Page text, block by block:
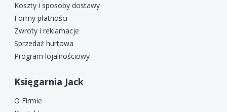
Koszty i sposoby dostawy
Formy płatności
Zwroty i reklamacje
Sprzedaż hurtowa
Program lojalnościowy
Księgarnia Jack
O Firmie